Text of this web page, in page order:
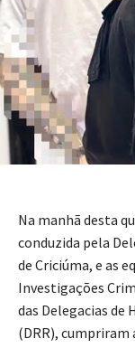
Na manhã desta
conduzida pela
de Criciúma, e as
Investigações
das Delegacias de
(DRR), cumpriram